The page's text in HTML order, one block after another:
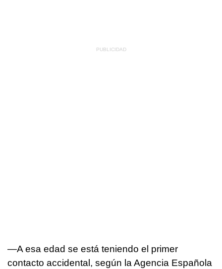
—A esa edad se está teniendo el primer
contacto accidental, según la Agencia Española